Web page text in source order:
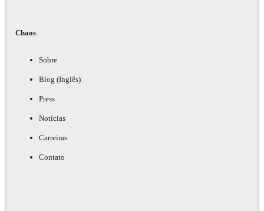
Chaos
Sobre
Blog (Inglês)
Press
Notícias
Carreiras
Contato